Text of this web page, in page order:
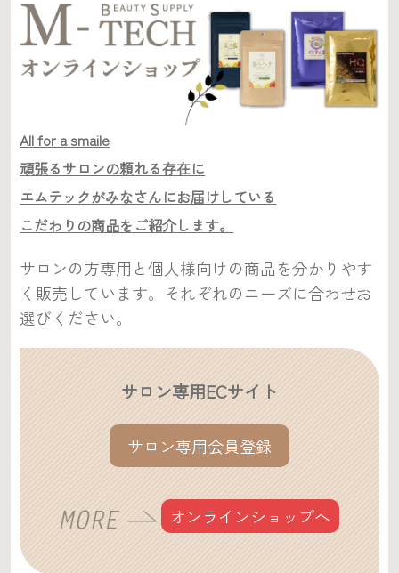
All for a smaile
頑張るサロンの頼れる存在に
エムテックがみなさんにお届けしている
こだわりの商品をご紹介します。
サロンの方専用と個人様向けの商品を分かりやす
く販売しています。それぞれのニーズに合わせお
選びください。
サロン専用ECサイト
サロン専用会員登録
オンラインショップへ